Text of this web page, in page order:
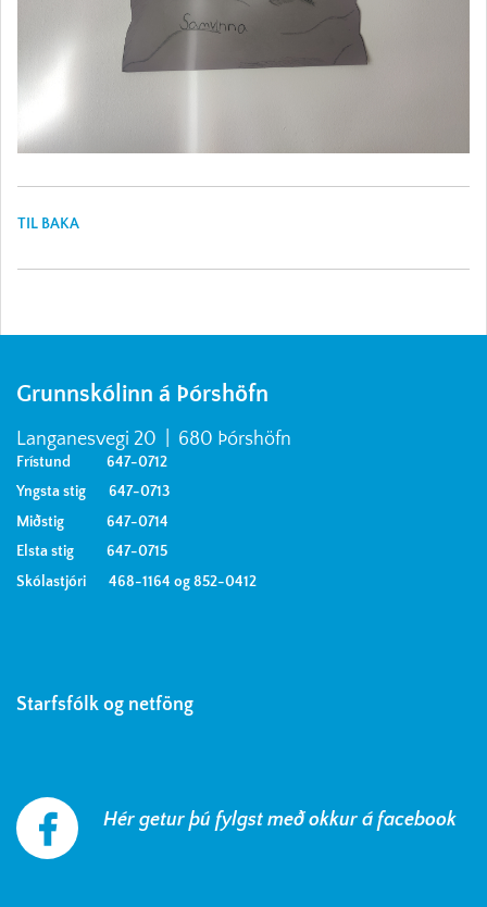
TIL BAKA
Grunnskólinn á Þórshöfn
Langanesvegi 20 | 680 Þórshöfn
Frístund 647-0712
Yngsta stig 647-0713
Miðstig 647-0714
Elsta stig 647-0715
Skólastjóri 468-1164 og 852-0412
Starfsfólk og netföng
Hér getur þú fylgst með okkur á facebook